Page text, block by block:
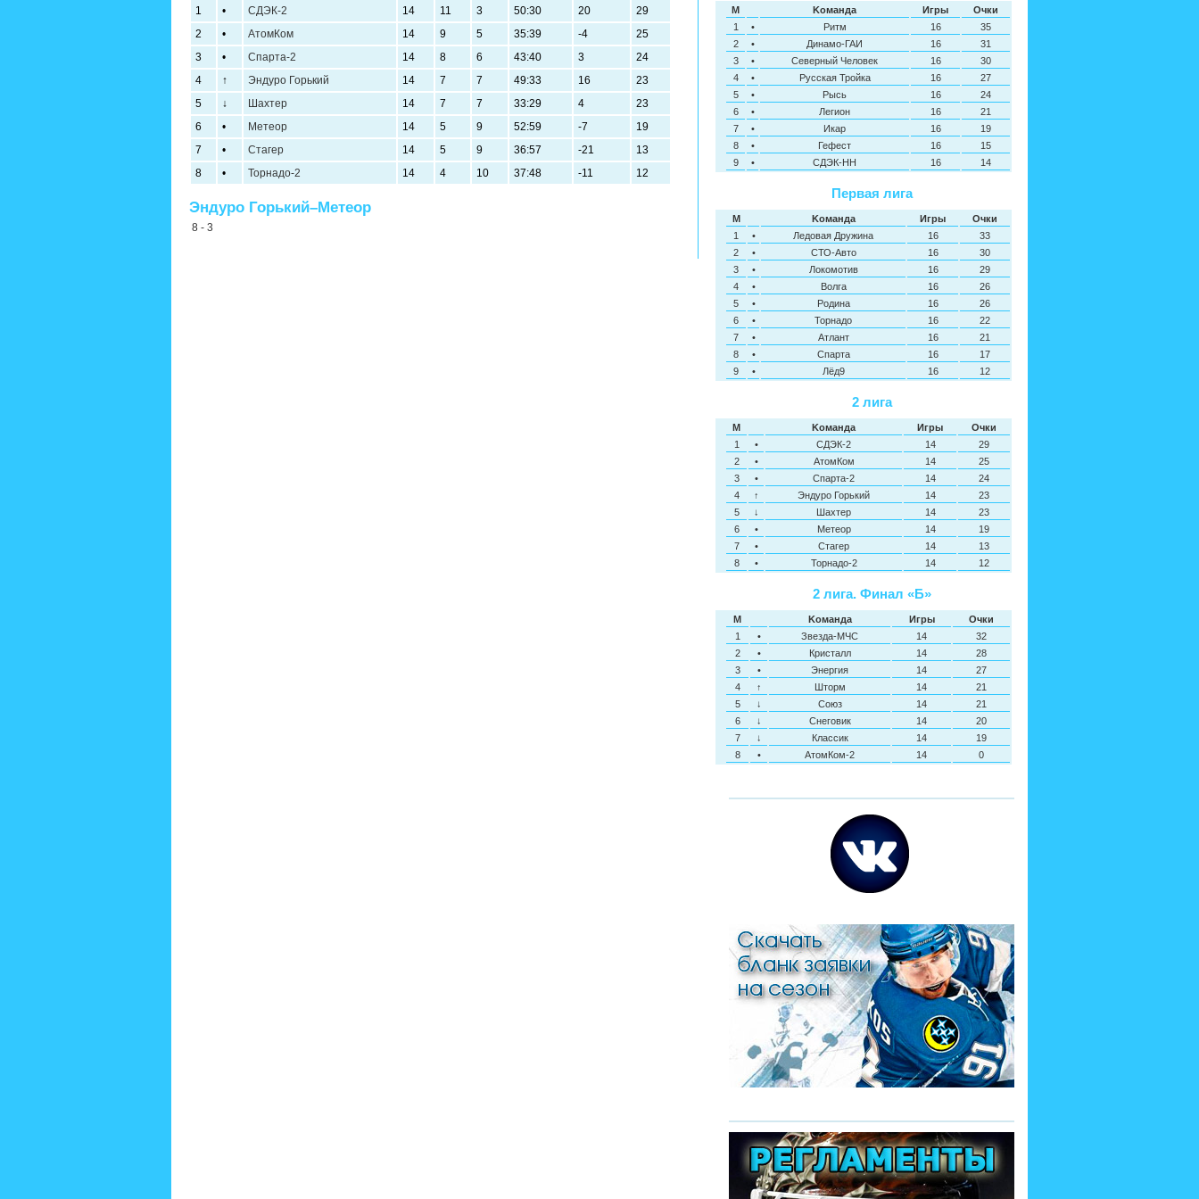
1 • СДЭК-2 14 11 3 50:30 20
29
2
• АтомКом 14 9 5 35:39 -4
25
3
• Спарта-2 14 8 6 43:40 3
24
4
↑ Эндуро Горький 14 7 7 49:33 16
23
5
↓ Шахтер 14 7 7 33:29 4
23
6
• Метеор 14 5 9 52:59 -7
19
7
• Стагер 14 5 9 36:57 -21
13
8
• Торнадо-2 14 4 10 37:48 -11 12
Эндуро Горький–Метеор
8 - 3
M Kоманда Игры
Oчки
1
• Ритм 16
35
2
• Динамо-ГАИ 16
31
3
• Северный Человек 16
30
4
• Русская Тройка 16
27
5
• Рысь 16
24
6
• Легион 16
21
7
• Икар 16
19
8
• Гефест 16
15
9
• СДЭК-НН 16 14
Первая лига
M Kоманда Игры
Oчки
1
• Ледовая Дружина 16
33
2
• СТО-Авто 16
30
3
• Локомотив 16
29
4
• Волга 16
26
5
• Родина 16
26
6
• Торнадо 16
22
7
• Атлант 16
21
8
• Спарта 16
17
9
• Лёд9 16 12
2 лига
M Kоманда Игры
Oчки
1
• СДЭК-2 14
29
2
• АтомКом 14
25
3
• Спарта-2 14
24
4
↑ Эндуро Горький 14
23
5
↓ Шахтер 14
23
6
• Метеор 14
19
7
• Стагер 14
13
8
• Торнадо-2 14 12
2 лига. Финал «Б»
M Kоманда Игры
Oчки
1
• Звезда-МЧС 14
32
2
• Кристалл 14
28
3
• Энергия 14
27
4
↑ Шторм 14
21
5
↓ Союз 14
21
6
↓ Снеговик 14
20
7
↓ Классик 14
19
8
• АтомКом-2 14 0